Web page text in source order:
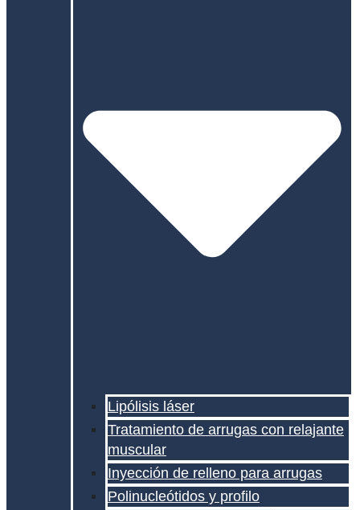
Lipólisis láser
Tratamiento de arrugas con relajante
muscular
Inyección de relleno para arrugas
Polinucleótidos y profilo